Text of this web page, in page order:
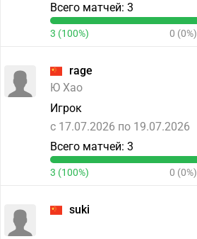
Всего матчей: 3
3 (100%) 0 (0%)
rage
Ю Хао
Игрок
c 17.07.2026 по 19.07.2026
Всего матчей: 3
3 (100%) 0 (0%)
suki